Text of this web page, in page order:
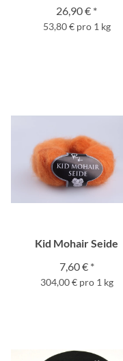
26,90 € *
53,80 € pro 1 kg
Kid Mohair Seide
7,60 € *
304,00 € pro 1 kg